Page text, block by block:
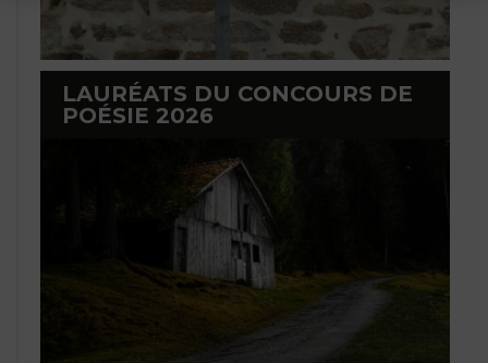
LAURÉATS DU CONCOURS DE
POÉSIE 2026